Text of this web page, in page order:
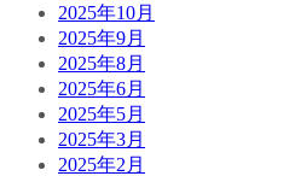
2025年10月
2025年9月
2025年8月
2025年6月
2025年5月
2025年3月
2025年2月